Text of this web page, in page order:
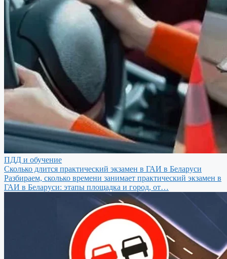
ПДД и обучение
Сколько длится практический экзамен в ГАИ в Беларуси
Разбираем, сколько времени занимает практический экзамен в
ГАИ в Беларуси: этапы площадка и город, от…